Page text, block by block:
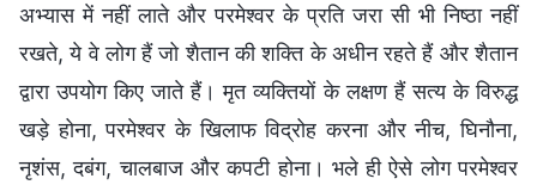
अभ्यास में नहीं लाते और परमेश्वर के प्रति जरा सी भी निष्ठा नहीं
रखते, ये वे लोग हैं जो शैतान की शक्ति के अधीन रहते हैं और शैतान
द्वारा उपयोग किए जाते हैं। मृत व्यक्तियों के लक्षण हैं सत्य के विरुद्ध
खड़े होना, परमेश्वर के खिलाफ विद्रोह करना और नीच, घिनौना,
नृशंस, दबंग, चालबाज और कपटी होना। भले ही ऐसे लोग परमेश्वर